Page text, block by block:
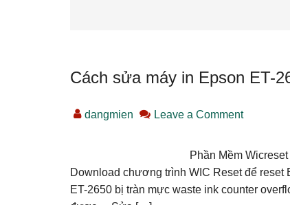
Cách sửa máy in Epson ET-
dangmien Leave a Comment
Phần Mềm
Download chương trình WIC Reset để reset
ET-2650 bị tràn mực waste ink counter